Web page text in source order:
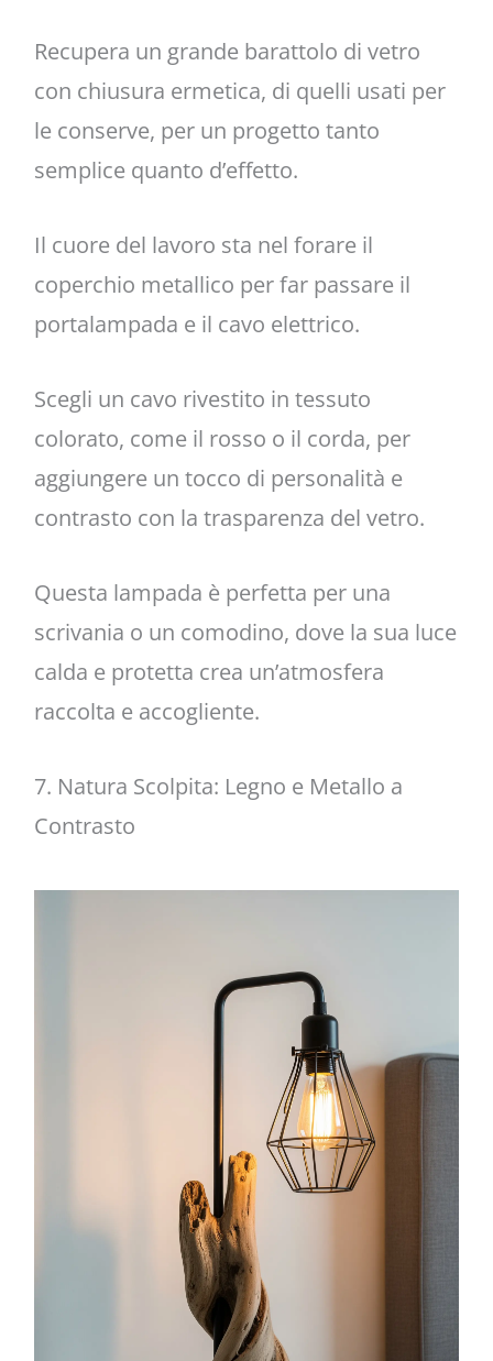
Recupera un grande barattolo di vetro
con chiusura ermetica, di quelli usati per
le conserve, per un progetto tanto
semplice quanto d’effetto.
Il cuore del lavoro sta nel forare il
coperchio metallico per far passare il
portalampada e il cavo elettrico.
Scegli un cavo rivestito in tessuto
colorato, come il rosso o il corda, per
aggiungere un tocco di personalità e
contrasto con la trasparenza del vetro.
Questa lampada è perfetta per una
scrivania o un comodino, dove la sua luce
calda e protetta crea un’atmosfera
raccolta e accogliente.
7. Natura Scolpita: Legno e Metallo a
Contrasto